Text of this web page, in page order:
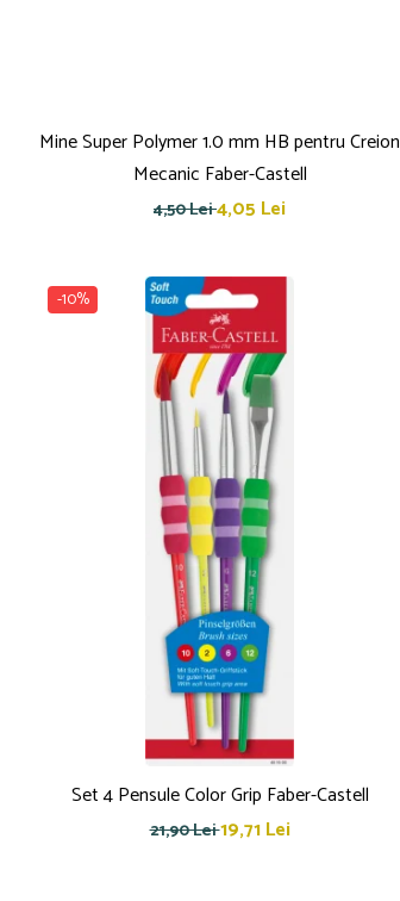
Mine Super Polymer 1.0 mm HB pentru Creion
Mecanic Faber-Castell
4,50 Lei4,05 Lei
-10%
Set 4 Pensule Color Grip Faber-Castell
21,90 Lei19,71 Lei